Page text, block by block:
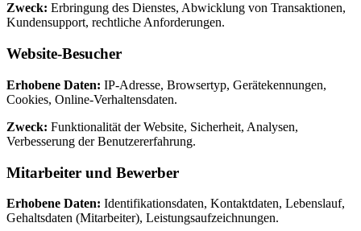
Zweck: Erbringung des Dienstes, Abwicklung von Transaktionen,
Kundensupport, rechtliche Anforderungen.
Website-Besucher
Erhobene Daten: IP-Adresse, Browsertyp, Gerätekennungen,
Cookies, Online-Verhaltensdaten.
Zweck: Funktionalität der Website, Sicherheit, Analysen,
Verbesserung der Benutzererfahrung.
Mitarbeiter und Bewerber
Erhobene Daten: Identifikationsdaten, Kontaktdaten, Lebenslauf,
Gehaltsdaten (Mitarbeiter), Leistungsaufzeichnungen.